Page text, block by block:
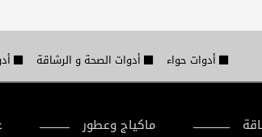
أدوات حواء أدوات الصحة و الرشاقة
ماكياج وعطور